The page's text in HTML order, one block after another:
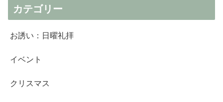
カテゴリー
お誘い：日曜礼拝
イベント
クリスマス